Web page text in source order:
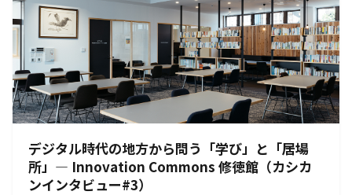
デジタル時代の地方から問う「学び」と「居場
所」― Innovation Commons 修徳館（カシカ
ンインタビュー#3）